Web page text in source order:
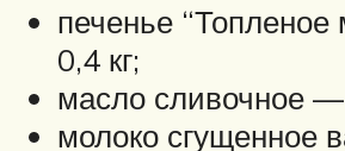
печенье
0,4 кг;
масло сливочное —
молоко сгущенное